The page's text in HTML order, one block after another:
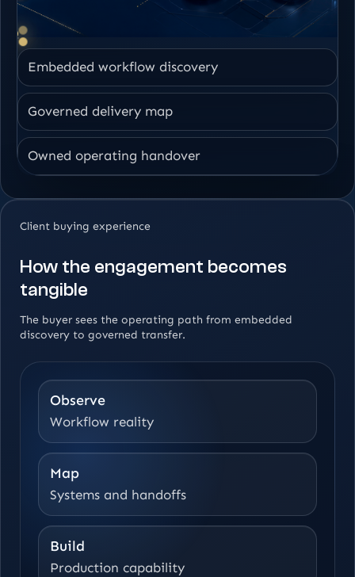
Embedded workflow discovery
Governed delivery map
Owned operating handover
Client buying experience
How the engagement becomes
tangible
The buyer sees the operating path from embedded
discovery to governed transfer.
Observe
Workflow reality
Map
Systems and handoffs
Build
Production capability